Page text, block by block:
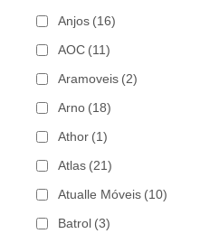
Anjos (16)
AOC (11)
Aramoveis (2)
Arno (18)
Athor (1)
Atlas (21)
Atualle Móveis (10)
Batrol (3)